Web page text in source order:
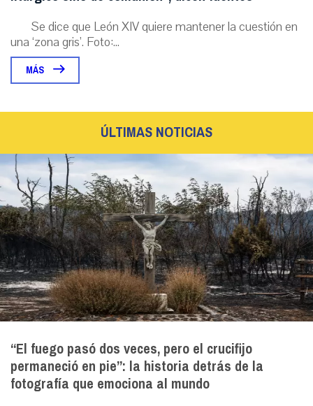
Se dice que León XIV quiere mantener la cuestión en
una ‘zona gris’. Foto:...
MÁS
ÚLTIMAS NOTICIAS
“El fuego pasó dos veces, pero el crucifijo
permaneció en pie”: la historia detrás de la
fotografía que emociona al mundo